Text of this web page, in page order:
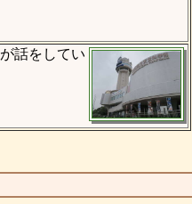
話をしてい